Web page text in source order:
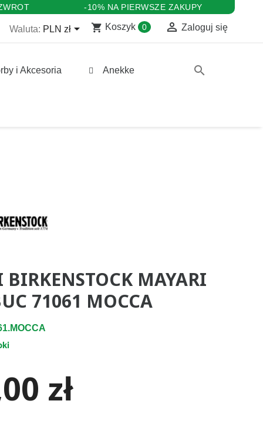
-10% NA PIERWSZE ZAKUPY
Waluta: PLN zł shopping_cart Koszyk 0  Zaloguj się
i Akcesoria Anekke search
BIRKENSTOCK MAYARI
71061 MOCCA
zł